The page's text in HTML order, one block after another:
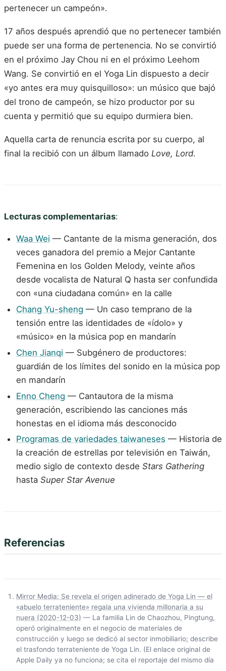
pertenecer un campeón».
17 años después aprendió que no pertenecer también
puede ser una forma de pertenencia. No se convirtió
en el próximo Jay Chou ni en el próximo Leehom
Wang. Se convirtió en el Yoga Lin dispuesto a decir
«yo antes era muy quisquilloso»: un músico que bajó
del trono de campeón, se hizo productor por su
cuenta y permitió que su equipo durmiera bien.
Aquella carta de renuncia escrita por su cuerpo, al
final la recibió con un álbum llamado Love, Lord.
Lecturas complementarias:
Waa Wei — Cantante de la misma generación, dos
veces ganadora del premio a Mejor Cantante
Femenina en los Golden Melody, veinte años
desde vocalista de Natural Q hasta ser confundida
con «una ciudadana común» en la calle
Chang Yu-sheng — Un caso temprano de la
tensión entre las identidades de «ídolo» y
«músico» en la música pop en mandarín
Chen Jianqi — Subgénero de productores:
guardián de los límites del sonido en la música pop
en mandarín
Enno Cheng — Cantautora de la misma
generación, escribiendo las canciones más
honestas en el idioma más desconocido
Programas de variedades taiwaneses — Historia de
la creación de estrellas por televisión en Taiwán,
medio siglo de contexto desde Stars Gathering
hasta Super Star Avenue
Referencias
Mirror Media: Se revela el origen adinerado de Yoga Lin — el
«abuelo terrateniente» regala una vivienda millonaria a su
nuera (2020-12-03) — La familia Lin de Chaozhou, Pingtung,
operó originalmente en el negocio de materiales de
construcción y luego se dedicó al sector inmobiliario; describe
el trasfondo terrateniente de Yoga Lin. (El enlace original de
Apple Daily ya no funciona; se cita el reportaje del mismo día